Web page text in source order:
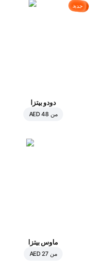
جديد
دودو بيتزا
من AED 48
ماوس بيتزا
منAED 27